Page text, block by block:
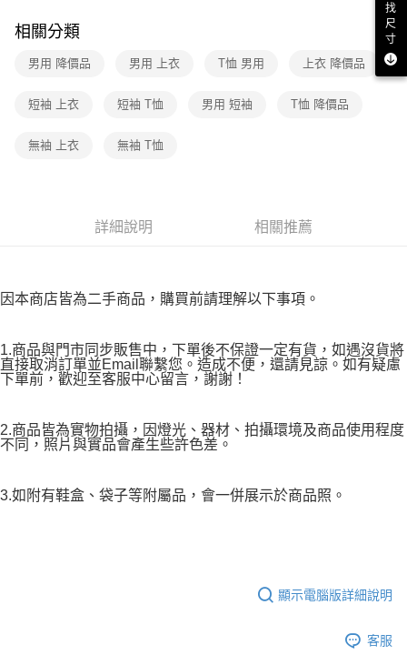
※ 請注意：結帳手續完成當下不需立刻繳費，但若您需要取消訂單，請聯絡
購買商品的店家。未經商家同意取消之訂單仍視為有效，需透過AFTEE先享
後付繳納相關費用。
※ 交易是否成功請以「AFTEE先享後付 」之結帳頁面顯示為準，若有關於
客戶支援中心」
https://netprotections.freshdesk.com/support/home
【注意事項】
https://aftee.tw/terms/#terms3
３．未成年的使用者請事先徵得法定代理人或監護人之同意方可使用
時審查核予不同之上限額度；若仍有額度不足之情形，本公司將視審查結果
恩沛科技股份有限公司將有權停止該用戶之使用額度並採取法律行動。
付款後7-11取貨
免運費
宅配
相關分類
男用 降價品 男用 上衣 T恤 男用 上衣 降價品
短袖 上衣 短袖 T恤 男用 短袖 T恤 降價品
無袖 上衣 無袖 T恤
詳細說明 相關推薦
因本商店皆為二手商品，購買前請理解以下事項。
1.商品與門市同步販售中，下單後不保證一定有貨，如遇沒貨將
直接取消訂單並Email聯繫您。造成不便，還請見諒。如有疑慮
下單前，歡迎至客服中心留言，謝謝！
2.商品皆為實物拍攝，因燈光、器材、拍攝環境及商品使用程度
不同，照片與實品會產生些許色差。
3.如附有鞋盒、袋子等附屬品，會一併展示於商品照。
顯示電腦版詳細說明
客服
找
尺
寸